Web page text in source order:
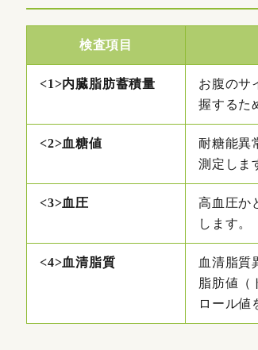
検査項目
<1>内臓脂肪蓄積量
お腹のサ
握するた
<2>血糖値
耐糖能異
測定しま
<3>血圧
高血圧か
します。
<4>血清脂質
血清脂質
脂肪値（
ロール値